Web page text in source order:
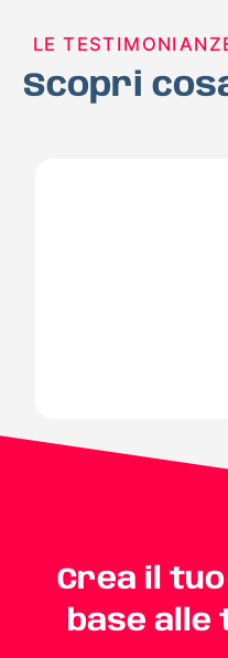
LE
Scopri
Crea il
base alle